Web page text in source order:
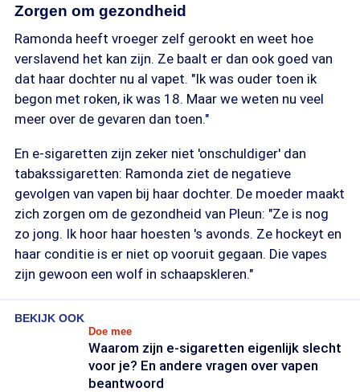
Zorgen om gezondheid
Ramonda heeft vroeger zelf gerookt en weet hoe
verslavend het kan zijn. Ze baalt er dan ook goed van
dat haar dochter nu al vapet. "Ik was ouder toen ik
begon met roken, ik was 18. Maar we weten nu veel
meer over de gevaren dan toen."
En e-sigaretten zijn zeker niet 'onschuldiger' dan
tabakssigaretten: Ramonda ziet de negatieve
gevolgen van vapen bij haar dochter. De moeder maakt
zich zorgen om de gezondheid van Pleun: "Ze is nog
zo jong. Ik hoor haar hoesten 's avonds. Ze hockeyt en
haar conditie is er niet op vooruit gegaan. Die vapes
zijn gewoon een wolf in schaapskleren."
BEKIJK OOK
Doe mee
Waarom zijn e-sigaretten eigenlijk slecht
voor je? En andere vragen over vapen
beantwoord